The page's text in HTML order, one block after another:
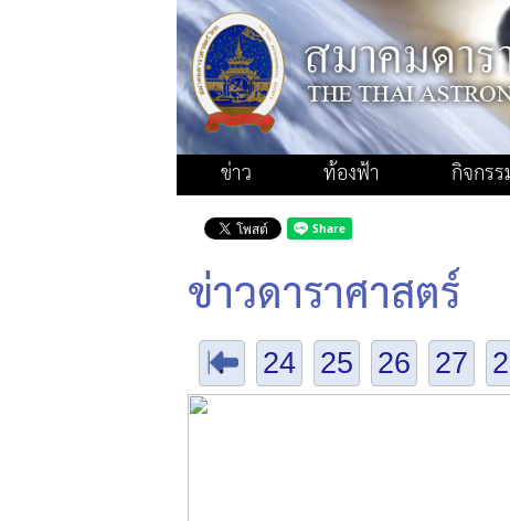
ข่าว ท้องฟ้า กิจกร
ข่าวดาราศาสตร์
. 24 25 26 27